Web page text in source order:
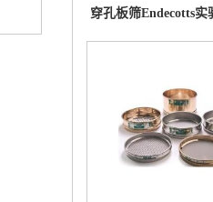
穿孔板筛Endecotts实